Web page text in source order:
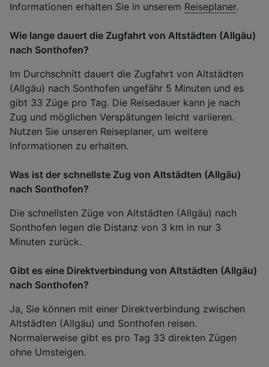
Informationen erhalten Sie in unserem Reiseplaner.
Wie lange dauert die Zugfahrt von Altstädten (Allgäu)
nach Sonthofen?
Im Durchschnitt dauert die Zugfahrt von Altstädten
(Allgäu) nach Sonthofen ungefähr 5 Minuten und es
gibt 33 Züge pro Tag. Die Reisedauer kann je nach
Zug und möglichen Verspätungen leicht variieren.
Nutzen Sie unseren Reiseplaner, um weitere
Informationen zu erhalten.
Was ist der schnellste Zug von Altstädten (Allgäu)
nach Sonthofen?
Die schnellsten Züge von Altstädten (Allgäu) nach
Sonthofen legen die Distanz von 3 km in nur 3
Minuten zurück.
Gibt es eine Direktverbindung von Altstädten (Allgäu)
nach Sonthofen?
Ja, Sie können mit einer Direktverbindung zwischen
Altstädten (Allgäu) und Sonthofen reisen.
Normalerweise gibt es pro Tag 33 direkten Zügen
ohne Umsteigen.